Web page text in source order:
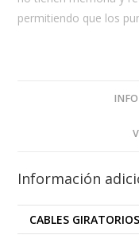
permitiendo que los
Información
CABLES